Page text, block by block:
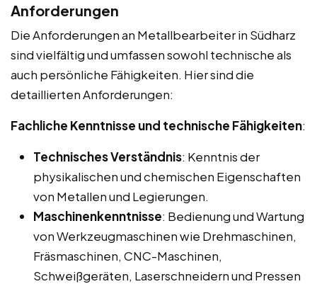
Anforderungen
Die Anforderungen an Metallbearbeiter in Südharz
sind vielfältig und umfassen sowohl technische als
auch persönliche Fähigkeiten. Hier sind die
detaillierten Anforderungen:
Fachliche Kenntnisse und technische Fähigkeiten:
Technisches Verständnis: Kenntnis der
physikalischen und chemischen Eigenschaften
von Metallen und Legierungen.
Maschinenkenntnisse: Bedienung und Wartung
von Werkzeugmaschinen wie Drehmaschinen,
Fräsmaschinen, CNC-Maschinen,
Schweißgeräten, Laserschneidern und Pressen